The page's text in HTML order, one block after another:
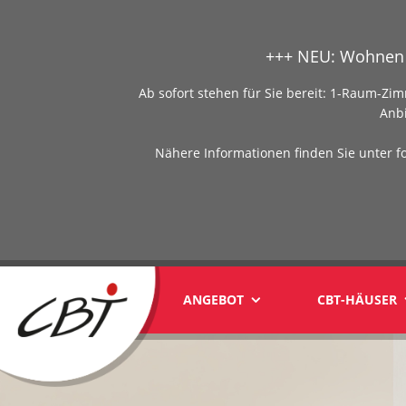
+++ NEU:
Ab sofort stehen für Sie bereit: 1-Raum-
Nähere Informationen finden Sie unter
ANGEBOT CBT-HÄUSER